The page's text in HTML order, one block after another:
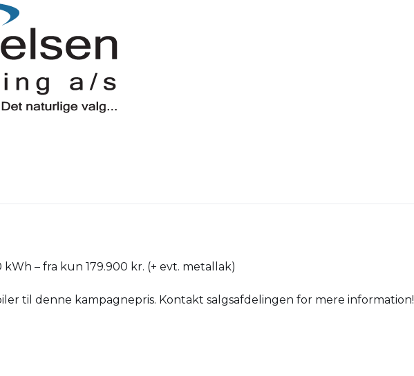
– fra kun 179.900 kr. (+ evt. metallak)
til denne kampagnepris. Kontakt salgsafdelingen for mere information!